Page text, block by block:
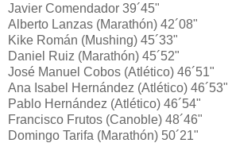
Javier Comendador 39´45"
Alberto Lanzas (Marathón) 42´08"
Kike Román (Mushing) 45´33"
Daniel Ruiz (Marathón) 45´52"
José Manuel Cobos (Atlético) 46´51"
Ana Isabel Hernández (Atlético) 46´53"
Pablo Hernández (Atlético) 46´54"
Francisco Frutos (Canoble) 48´46"
Domingo Tarifa (Marathón) 50´21"